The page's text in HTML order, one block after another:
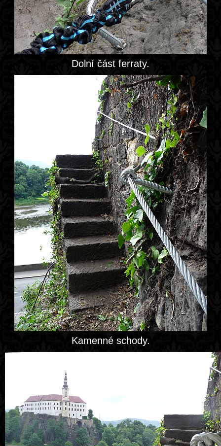
Dolní část ferraty.
Kamenné schody.